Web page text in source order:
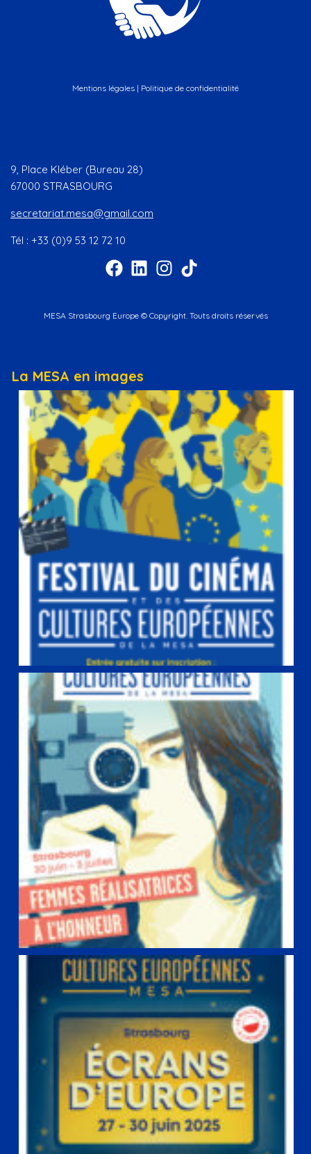
Mentions légales | Politique de confidentialité
9, Place Kléber (Bureau 28)
67000 STRASBOURG
secretariat.mesa@gmail.com
Tél : +33 (0)9 53 12 72 10
MESA Strasbourg Europe © Copyright. Touts droits réservés
La MESA en images